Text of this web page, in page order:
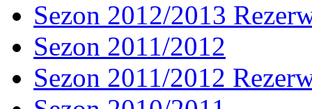
Sezon 2012/2013
Sezon 2011/2012
Sezon 2011/2012